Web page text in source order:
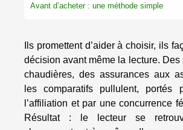
Avant d’acheter : une méthode simple
Ils promettent d’aider à choisir, ils
décision avant même la lecture. Des
chaudières, des assurances aux
les comparatifs pullulent,
l’affiliation et par une concurrence
Résultat : le lecteur se